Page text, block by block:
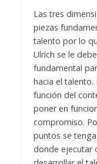
Las tres
piezas
talento por lo
Ulrich se le
fundamental
hacia el talento.
función del
poner en
compromiso.
puntos se
donde ejecutar